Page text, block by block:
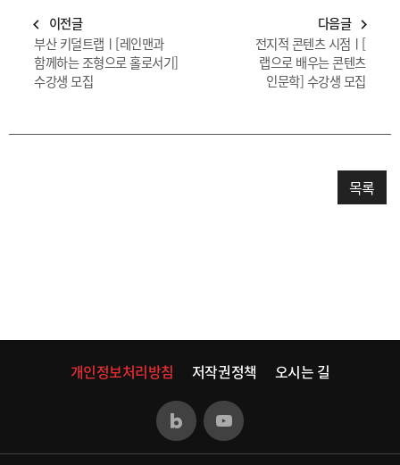
navigate_before 이전글
부산 키덜트랩ㅣ[레인맨과
함께하는 조형으로 홀로서기]
수강생 모집
다음글 navigate_next
전지적 콘텐츠 시점ㅣ[
랩으로 배우는 콘텐츠
인문학] 수강생 모집
목록
개인정보처리방침 저작권정책 오시는 길